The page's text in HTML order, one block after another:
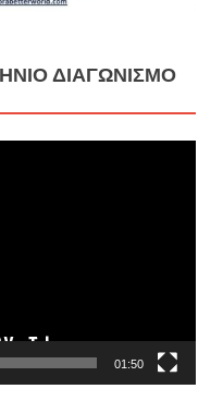
ΔΙΑΓΩΝΙΣΜΌ
01:50